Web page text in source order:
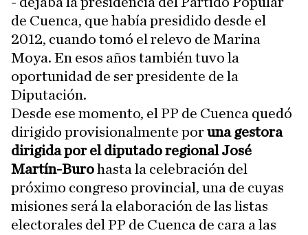
de Cuenca, que había presidido desde el
2012, cuando tomó el relevo de Marina
Moya. En esos años también tuvo la
oportunidad de ser presidente de la
Diputación.
Desde ese momento, el PP de Cuenca quedó
dirigido provisionalmente poruna gestora
dirigida por el diputado regional José
Martín-Burohasta la celebración del
próximo congreso provincial, una de cuyas
misiones será la elaboración de las listas
electorales del PP de Cuenca de cara a las